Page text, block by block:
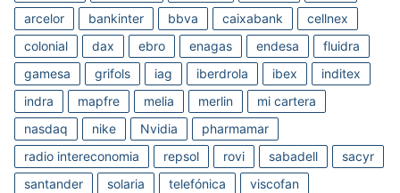
arcelor
bankinter bbva caixabank
cellnex
colonial
dax ebro enagas endesa
fluidra
gamesa
grifols iag iberdrola ibex
inditex
indra
mapfre melia merlin
mi cartera
nasdaq
nike Nvidia
pharmamar
radio intereconomia
repsol rovi sabadell
sacyr
santander
solaria telefónica viscofan